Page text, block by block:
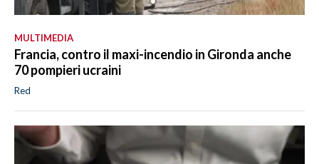
MULTIMEDIA
Francia, contro il maxi-incendio in Gironda anche
70 pompieri ucraini
Red